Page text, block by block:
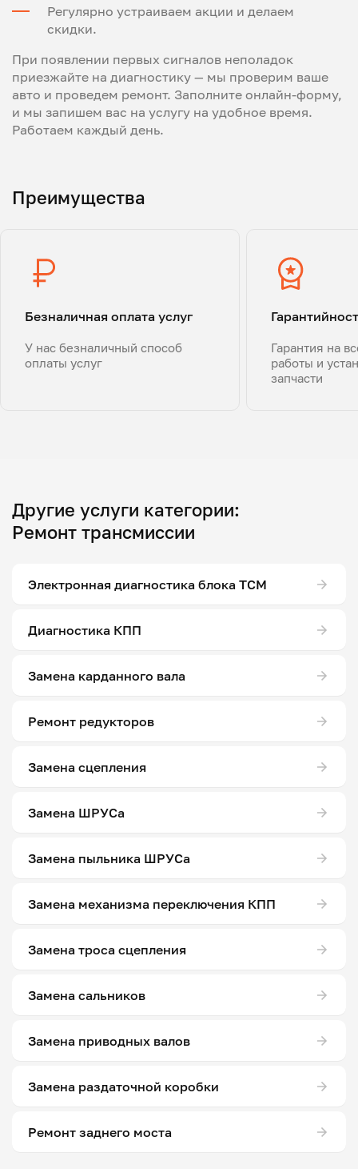
Регулярно устраиваем акции и делаем
скидки.
При появлении первых сигналов неполадок
приезжайте на диагностику — мы проверим ваше
авто и проведем ремонт. Заполните онлайн-форму,
и мы запишем вас на услугу на удобное время.
Работаем каждый день.
Преимущества
Безналичная оплата услуг
У нас безналичный способ
оплаты услуг
Гарантия на
работы и
запчасти
Другие услуги категории:
Ремонт трансмиссии
Электронная диагностика блока ТСМ
Диагностика КПП
Замена карданного вала
Ремонт редукторов
Замена сцепления
Замена ШРУСа
Замена пыльника ШРУСа
Замена механизма переключения КПП
Замена троса сцепления
Замена сальников
Замена приводных валов
Замена раздаточной коробки
Ремонт заднего моста